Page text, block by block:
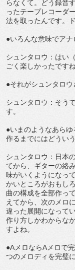
らなくて。どう録音
ったテープレコーダ
法を取ったんです。
●いろんな意味でアナ
シュンタロウ：はい
ごく楽しかったですね
●それがシュンタロ
シュンタロウ：そう
す。
●いまのようなあら
作るまでにはどうい
シュンタロウ：日本
てから、ギターの絡
味がいくようになっ
かいところがおもし
曲の構成を全部作っ
えてから、次のメロ
違った展開になって
作り方しかわからな
すよね。
●AメロならAメロで
つのメロディを完璧